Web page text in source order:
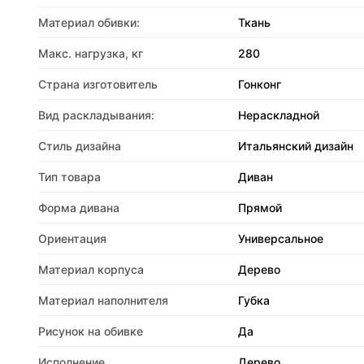
Материал обивки: Ткань
Макс. нагрузка, кг 280
Страна изготовитель Гонконг
Вид раскладывания: Нераскладной
Стиль дизайна Итальянский дизайн
Тип товара Диван
Форма дивана Прямой
Ориентация Универсальное
Материал корпуса Дерево
Материал наполнителя Губка
Рисунок на обивке Да